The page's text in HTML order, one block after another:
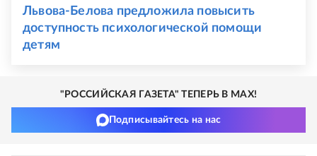
Львова-Белова предложила повысить
доступность психологической помощи
детям
"РОССИЙСКАЯ ГАЗЕТА" ТЕПЕРЬ В MAX!
Подписывайтесь на нас